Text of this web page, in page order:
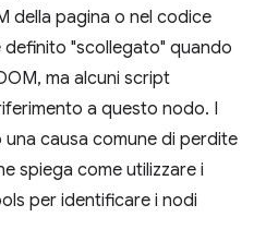
della pagina o nel codice
definito "scollegato" quando
ma alcuni script
a questo nodo. I
causa comune di perdite
spiega come utilizzare i
per identificare i nodi